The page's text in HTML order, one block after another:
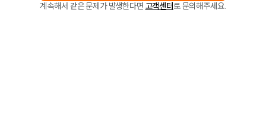
계속해서 같은 문제가 발생한다면 고객센터로 문의해주세요.